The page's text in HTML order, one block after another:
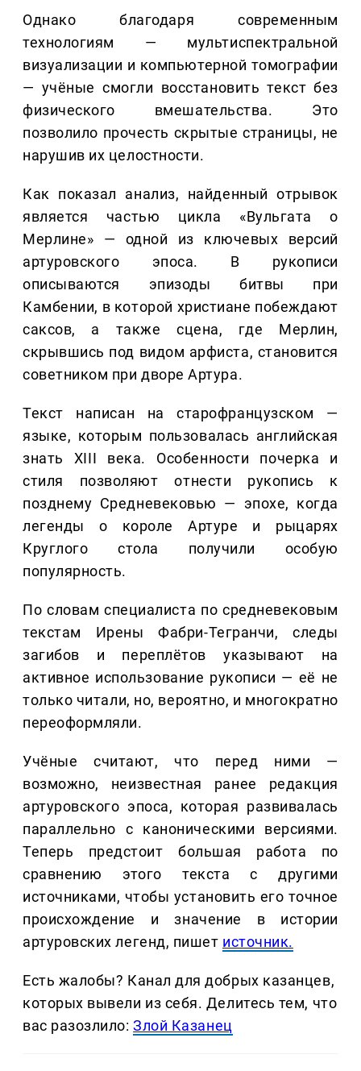
Однако благодаря современным
технологиям — мультиспектральной
визуализации и компьютерной томографии
— учёные смогли восстановить текст без
физического вмешательства. Это
позволило прочесть скрытые страницы, не
нарушив их целостности.
Как показал анализ, найденный отрывок
является частью цикла «Вульгата о
Мерлине» — одной из ключевых версий
артуровского эпоса. В рукописи
описываются эпизоды битвы при
Камбении, в которой христиане побеждают
саксов, а также сцена, где Мерлин,
скрывшись под видом арфиста, становится
советником при дворе Артура.
Текст написан на старофранцузском —
языке, которым пользовалась английская
знать XIII века. Особенности почерка и
стиля позволяют отнести рукопись к
позднему Средневековью — эпохе, когда
легенды о короле Артуре и рыцарях
Круглого стола получили особую
популярность.
По словам специалиста по средневековым
текстам Ирены Фабри-Тегранчи, следы
загибов и переплётов указывают на
активное использование рукописи — её не
только читали, но, вероятно, и многократно
переоформляли.
Учёные считают, что перед ними —
возможно, неизвестная ранее редакция
артуровского эпоса, которая развивалась
параллельно с каноническими версиями.
Теперь предстоит большая работа по
сравнению этого текста с другими
источниками, чтобы установить его точное
происхождение и значение в истории
артуровских легенд, пишет источник.
Есть жалобы? Канал для добрых казанцев,
которых вывели из себя. Делитеcь тем, что
вас разозлило:Злой Казанец